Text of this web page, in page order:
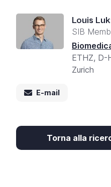
Louis
SIB
ETHZ, D-
Zurich
E-mail
Torna alla